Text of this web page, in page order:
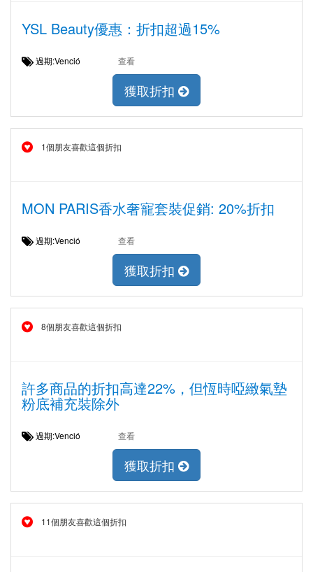
YSL Beauty優惠：折扣超過15%
過期:Venció 查看
獲取折扣
1個朋友喜歡這個折扣
MON PARIS香水奢寵套裝促銷: 20%折扣
過期:Venció 查看
獲取折扣
8個朋友喜歡這個折扣
許多商品的折扣高達22%，但恆時啞緻氣墊
粉底補充裝除外
過期:Venció 查看
獲取折扣
11個朋友喜歡這個折扣